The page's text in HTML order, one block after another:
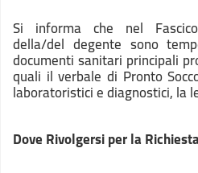
Si informa che nel
della/del degente sono
documenti sanitari principali
quali il verbale di Pronto
laboratoristici e diagnostici, la
Dove Rivolgersi per la